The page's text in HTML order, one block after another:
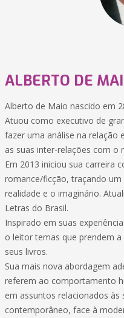
ALBERTO DE
Alberto de Maio nascido em
Atuou como executivo de
fazer uma análise na
as suas inter-relações com o
Em 2013 iniciou sua carreira
romance/ficção, traçando
realidade e o imaginário.
Letras do Brasil.
Inspirado em suas
o leitor temas que prendem
seus livros.
Sua mais nova abordagem
referem ao comportamento
em assuntos relacionados
contemporâneo, face à